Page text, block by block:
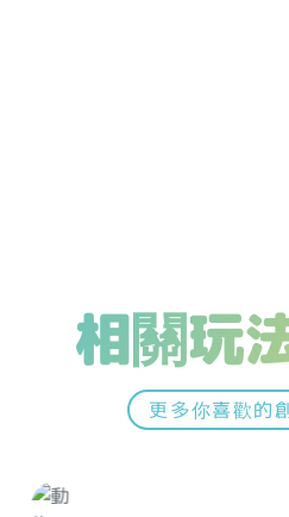
相關玩
更多你喜歡的